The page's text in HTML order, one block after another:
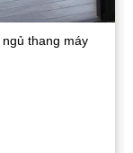
thang máy